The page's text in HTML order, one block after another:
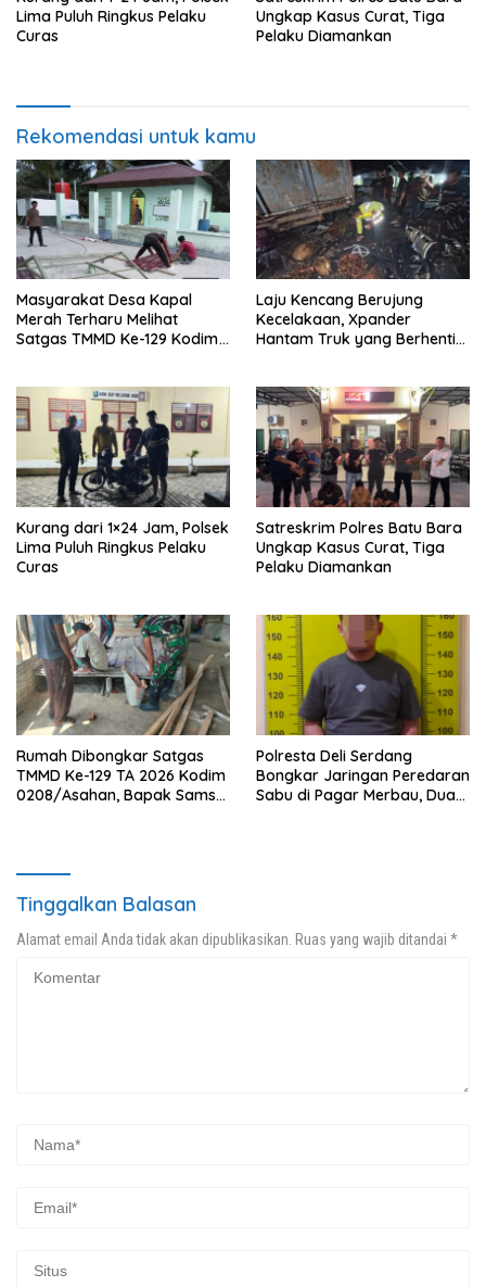
Lima Puluh Ringkus Pelaku
Curas
Ungkap Kasus Curat, Tiga
Pelaku Diamankan
Rekomendasi untuk kamu
Masyarakat Desa Kapal
Merah Terharu Melihat
Satgas TMMD Ke-129 Kodim
Mushollah Al Maghribi
Laju Kencang Berujung
Kecelakaan, Xpander
Hantam Truk yang Berhenti
Kurang dari 1×24 Jam, Polsek
Lima Puluh Ringkus Pelaku
Curas
Satreskrim Polres Batu Bara
Ungkap Kasus Curat, Tiga
Pelaku Diamankan
Rumah Dibongkar Satgas
TMMD Ke-129 TA 2026 Kodim
0208/Asahan, Bapak Samsul
Polresta Deli Serdang
Bongkar Jaringan Peredaran
Sabu di Pagar Merbau, Dua
Tinggalkan Balasan
Alamat email Anda tidak akan dipublikasikan. Ruas yang wajib ditandai *